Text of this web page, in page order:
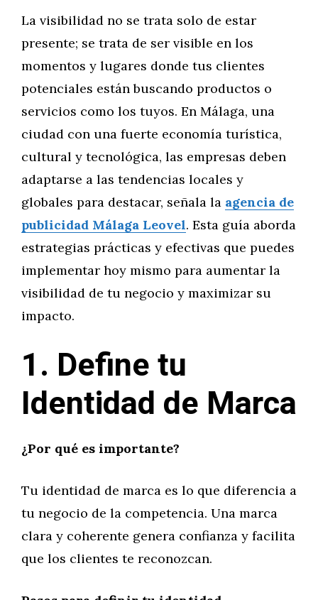
La visibilidad no se trata solo de estar
presente; se trata de ser visible en los
momentos y lugares donde tus clientes
potenciales están buscando productos o
servicios como los tuyos. En Málaga, una
ciudad con una fuerte economía turística,
cultural y tecnológica, las empresas deben
adaptarse a las tendencias locales y
globales para destacar, señala la agencia de
publicidad Málaga Leovel. Esta guía aborda
estrategias prácticas y efectivas que puedes
implementar hoy mismo para aumentar la
visibilidad de tu negocio y maximizar su
impacto.
1. Define tu
Identidad de Marca
¿Por qué es importante?
Tu identidad de marca es lo que diferencia a
tu negocio de la competencia. Una marca
clara y coherente genera confianza y facilita
que los clientes te reconozcan.